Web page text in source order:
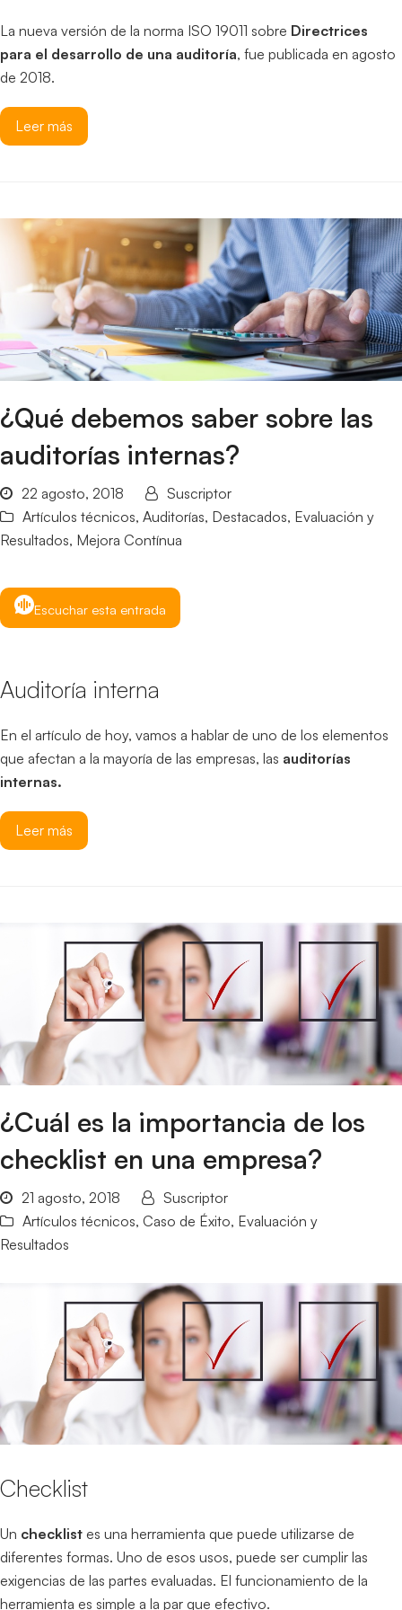
La nueva versión de la norma ISO 19011 sobre Directrices
para el desarrollo de una auditoría, fue publicada en agosto
de 2018.
Leer más
¿Qué debemos saber sobre las
auditorías internas?
22 agosto, 2018
Suscriptor
Artículos técnicos, Auditorías, Destacados, Evaluación y
Resultados, Mejora Contínua
Escuchar esta entrada
Auditoría interna
En el artículo de hoy, vamos a hablar de uno de los elementos
que afectan a la mayoría de las empresas, las auditorías
internas.
Leer más
¿Cuál es la importancia de los
checklist en una empresa?
21 agosto, 2018
Suscriptor
Artículos técnicos, Caso de Éxito, Evaluación y
Resultados
Checklist
Un checklist es una herramienta que puede utilizarse de
diferentes formas. Uno de esos usos, puede ser cumplir las
exigencias de las partes evaluadas. El funcionamiento de la
herramienta es simple a la par que efectivo.